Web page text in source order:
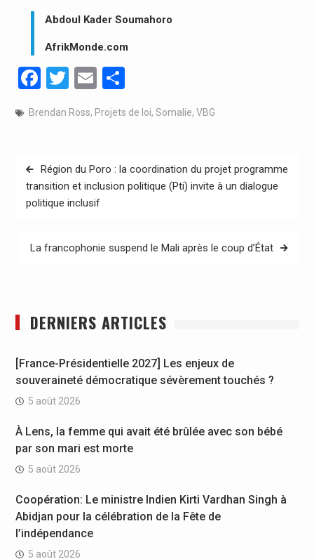
Abdoul Kader Soumahoro
AfrikMonde.com
Facebook
Twitter
EmailPartager
Brendan Ross, Projets de loi, Somalie, VBG
Navigation
de
l’article
Région du Poro : la coordination du projet programme
transition et inclusion politique (Pti) invite à un dialogue
politique inclusif
La francophonie suspend le Mali après le coup d’État
DERNIERS ARTICLES
[France-Présidentielle 2027] Les enjeux de
souveraineté démocratique sévèrement touchés ?
5 août 2026
À Lens, la femme qui avait été brûlée avec son bébé
par son mari est morte
5 août 2026
Coopération: Le ministre Indien Kirti Vardhan Singh à
Abidjan pour la célébration de la Fête de
l’indépendance
5 août 2026